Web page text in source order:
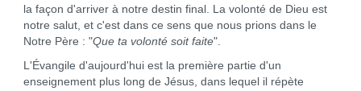
la façon d'arriver à notre destin final. La volonté de Dieu est
notre salut, et c'est dans ce sens que nous prions dans le
Notre Père : "Que ta volonté soit faite".
L'Évangile d'aujourd'hui est la première partie d'un
enseignement plus long de Jésus, dans lequel il répète